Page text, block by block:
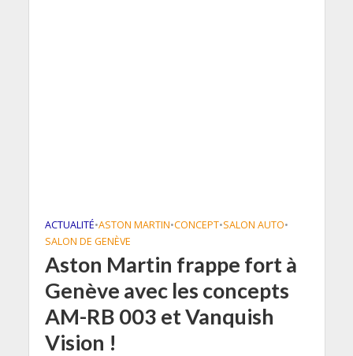
ACTUALITÉ•ASTON MARTIN•CONCEPT•SALON AUTO•
SALON DE GENÈVE
Aston Martin frappe fort à
Genève avec les concepts
AM-RB 003 et Vanquish
Vision !